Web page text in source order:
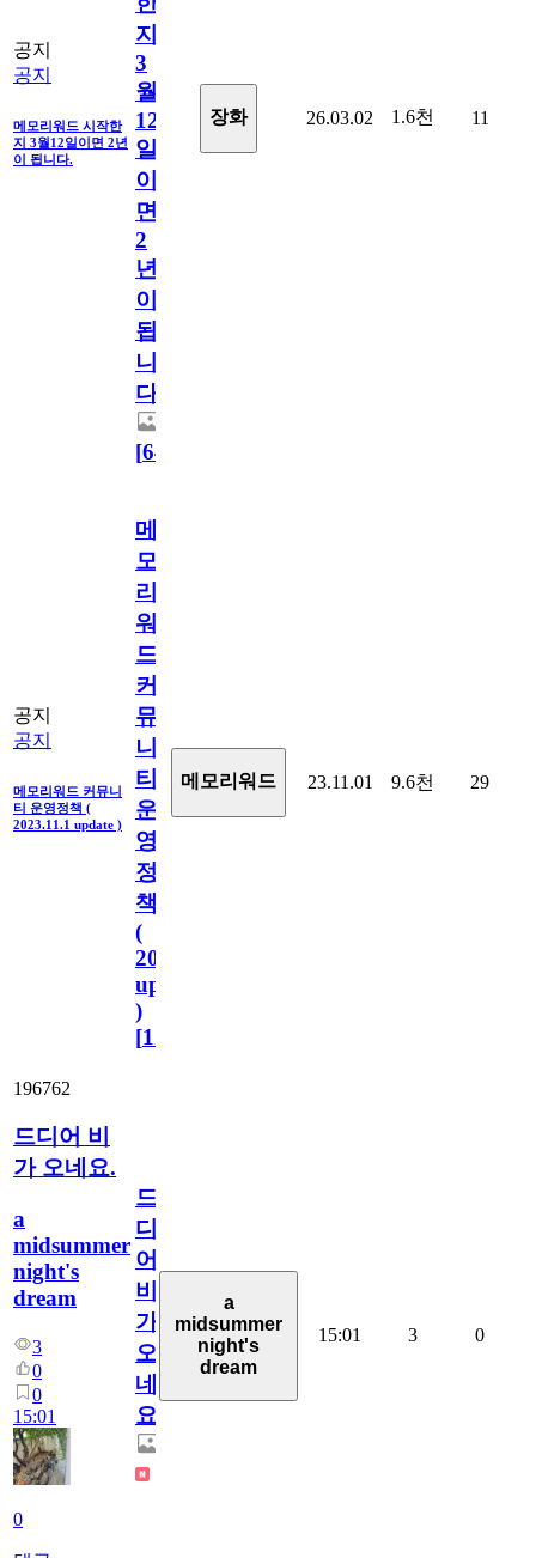
공지
공지
메모리워드 시작한
지 3월12일이면 2년
이 됩니다.
지
3
월
12
일
이
면
2
년
이
됩
니
다.
[64
장화 26.03.02 1.6천 11
공지
공지
메모리워드 커뮤니
티 운영정책 (
2023.11.1 update )
메
모
리
워
드
커
뮤
니
티
운
영
정
책
(
2023.11.1
update
)
[110
메모리워드 23.11.01 9.6천 29
196762
드디어 비
가 오네요.
a
midsummer
night's
dream
3
0
0
15:01
0
드
디
어
비
가
오
네
요.
a
midsummer
night's
dream
15:01 3 0